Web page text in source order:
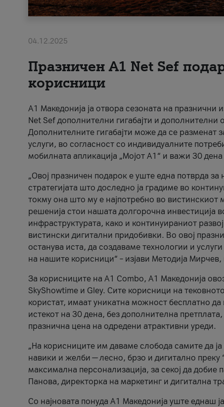
04.12.2025
Празничен A1 Net Sеf
корисници
А1 Македонија ја отвора сезоната на
Net Sef дополнителни гигабајти и
Дополнителните гигабајти може да се разменат
услуги, во согласност со индивидуалните
мобилната апликација „Мојот А1“ и важи 30
„Овој празничен подарок е уште една потврда
стратегијата што доследно ја градиме во
токму она што му е најпотребно во вистинскиот
решенија стои нашата долгорочна инвестиција
инфраструктурата, како и континуираниот
вистински дигитални придобивки. Во овој
останува иста, да создаваме технологии и
на нашите корисници“ – изјави Методија
За корисниците на A1 Combo, А1 Македонија
SkyShowtime и Gley. Сите корисници на
користат, имаат уникатна можност бесплатно
истекот на 30 дена, без дополнителна
празнична цена на одредени атрактивни уреди.
„На корисниците им даваме слобода самите да
навики и желби — лесно, брзо и дигитално
максимална персонализација, за секој да добие
Панова, директорка на маркетинг и дигитална
Со најновата понуда А1 Македонија уште еднаш